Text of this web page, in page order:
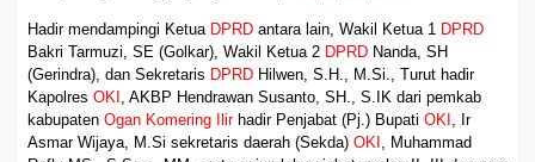
3
Hadir mendampingi Ketua DPRDantara lain, Wakil Ketua 1 DPRD
Bakri Tarmuzi, SE (Golkar), Wakil Ketua 2 DPRDNanda, SH
(Gerindra), dan Sekretaris DPRDHilwen, S.H., M.Si., Turut hadir
Kapolres OKI , AKBP Hendrawan Susanto, SH., S.IK dari pemkab
kabupaten Ogan Komering Ilir hadir Penjabat (Pj.) Bupati OKI , Ir
Asmar Wijaya, M.Si sekretaris daerah (Sekda) OKI , Muhammad